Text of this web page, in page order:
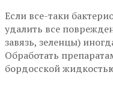
Если все-таки
удалить все
завязь, зеленцы)
Обработать
бордосской